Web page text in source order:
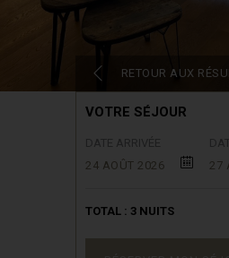
RETOUR AUX
VOTRE SÉJOUR
24 AOÛT 2026
27
TOTAL : 3 NUITS